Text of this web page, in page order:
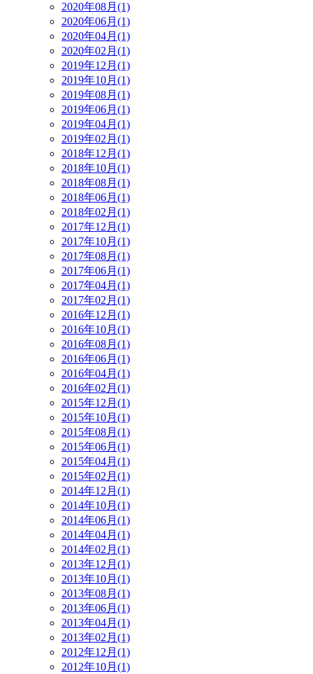
2020年08月(1)
2020年06月(1)
2020年04月(1)
2020年02月(1)
2019年12月(1)
2019年10月(1)
2019年08月(1)
2019年06月(1)
2019年04月(1)
2019年02月(1)
2018年12月(1)
2018年10月(1)
2018年08月(1)
2018年06月(1)
2018年02月(1)
2017年12月(1)
2017年10月(1)
2017年08月(1)
2017年06月(1)
2017年04月(1)
2017年02月(1)
2016年12月(1)
2016年10月(1)
2016年08月(1)
2016年06月(1)
2016年04月(1)
2016年02月(1)
2015年12月(1)
2015年10月(1)
2015年08月(1)
2015年06月(1)
2015年04月(1)
2015年02月(1)
2014年12月(1)
2014年10月(1)
2014年06月(1)
2014年04月(1)
2014年02月(1)
2013年12月(1)
2013年10月(1)
2013年08月(1)
2013年06月(1)
2013年04月(1)
2013年02月(1)
2012年12月(1)
2012年10月(1)